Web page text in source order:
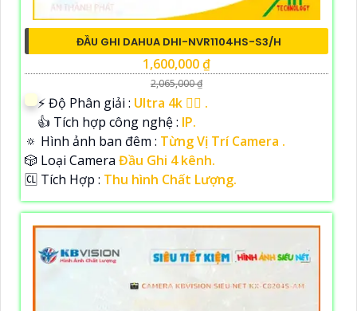
ĐẦU GHI DAHUA DHI-NVR1104HS-S3/H
1,600,000 ₫
2,065,000 ₫
️⚡ Độ Phân giải : Ultra 4k 👍🏾 .
👍 Tích hợp công nghệ : IP.
🔅 Hình ảnh ban đêm : Từng Vị Trí Camera .
🎲 Loại Camera Đầu Ghi 4 kênh.
️🆑 Tích Hợp : Thu hình Chất Lượng.